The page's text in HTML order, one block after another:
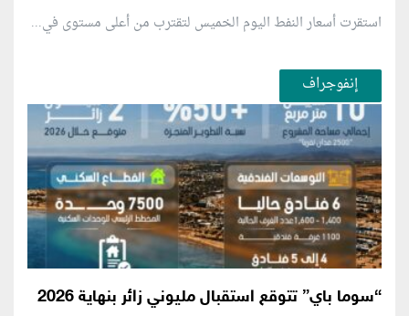
استقرت أسعار النفط اليوم الخميس لتقترب من أعلى مستوى في...
إنفوجراف
“سوما باي” تتوقع استقبال مليوني زائر بنهاية 2026